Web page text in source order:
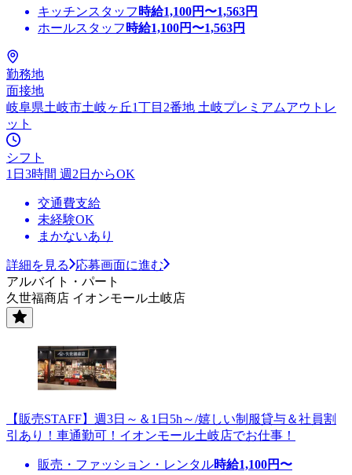
キッチンスタッフ 時給1,100円〜1,563円
ホールスタッフ 時給1,100円〜1,563円
勤務地
面接地
岐阜県土岐市土岐ヶ丘1丁目2番地 土岐プレミアムアウトレ
ット
シフト
1日3時間 週2日からOK
交通費支給
未経験OK
まかないあり
詳細を見る
応募画面に進む
アルバイト・パート
久世福商店 イオンモール土岐店
【販売STAFF】週3日～＆1日5h～/嬉しい制服貸与＆社員割
引あり！車通勤可！イオンモール土岐店でお仕事！
販売・ファッション・レンタル時給1,100円〜